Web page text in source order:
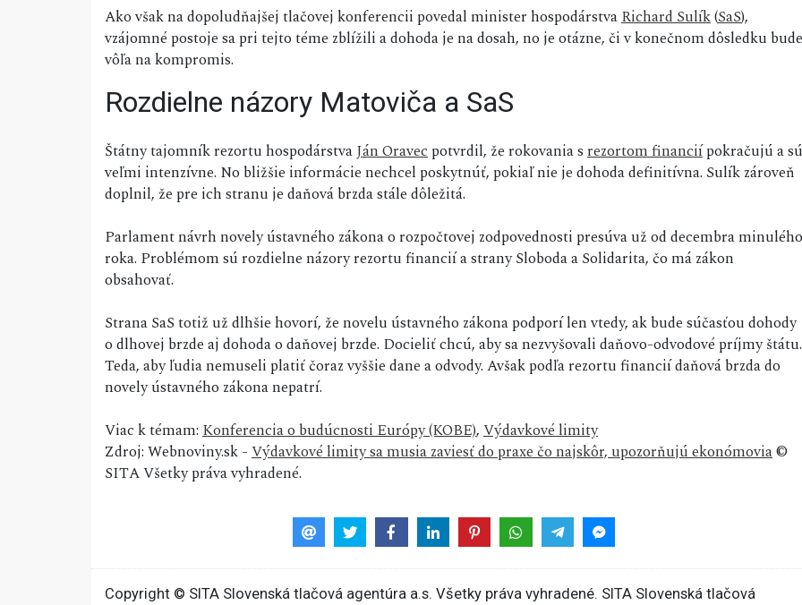
Ako však na dopoludňajšej tlačovej konferencii povedal minister hospodárstvaRichard Sulík(SaS),
vzájomné postoje sa pri tejto téme zblížili a dohoda je na dosah, no je otázne, či v konečnom dôsledku bude
vôľa na kompromis.
Rozdielne názory Matoviča a SaS
Štátny tajomník rezortu hospodárstvaJán Oravecpotvrdil, že rokovania srezortom financiípokračujú a sú
veľmi intenzívne. No bližšie informácie nechcel poskytnúť, pokiaľ nie je dohoda definitívna. Sulík zároveň
doplnil, že pre ich stranu je daňová brzda stále dôležitá.
Parlament návrh novely ústavného zákona o rozpočtovej zodpovednosti presúva už od decembra minulého
roka. Problémom sú rozdielne názory rezortu financií a strany Sloboda a Solidarita, čo má zákon
obsahovať.
Strana SaS totiž už dlhšie hovorí, že novelu ústavného zákona podporí len vtedy, ak bude súčasťou dohody
o dlhovej brzde aj dohoda o daňovej brzde. Docieliť chcú, aby sa nezvyšovali daňovo-odvodové príjmy štátu.
Teda, aby ľudia nemuseli platiť čoraz vyššie dane a odvody. Avšak podľa rezortu financií daňová brzda do
novely ústavného zákona nepatrí.
Viac k témam:Konferencia o budúcnosti Európy (KOBE),Výdavkové limity
Zdroj: Webnoviny.sk -Výdavkové limity sa musia zaviesť do praxe čo najskôr, upozorňujú ekonómovia©
SITA Všetky práva vyhradené.
Copyright © SITA Slovenská tlačová agentúra a.s. Všetky práva vyhradené. SITA Slovenská tlačová